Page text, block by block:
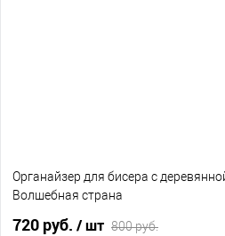
Органайзер для бисера с
Волшебная страна
720 руб. / шт 800 руб.